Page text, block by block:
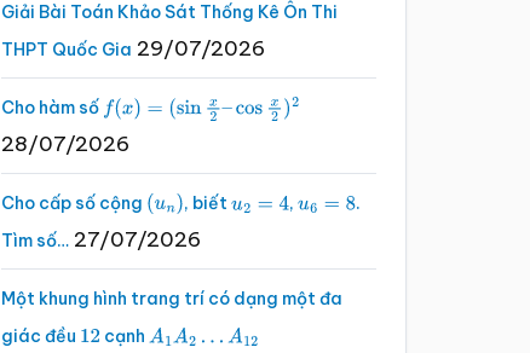
Giải Bài Toán Khảo Sát Thống Kê Ôn Thi
THPT Quốc Gia 29/07/2026
Cho hàm số f(x)=(sinx2 –cosx2 )2
28/07/2026
Cho cấp số cộng (un), biếtu2 =4 , u6 =8
.
Tìm số… 27/07/2026
Một khung hình trang trí có dạng một đa
giác đều 12 cạnh A1A2…A 12